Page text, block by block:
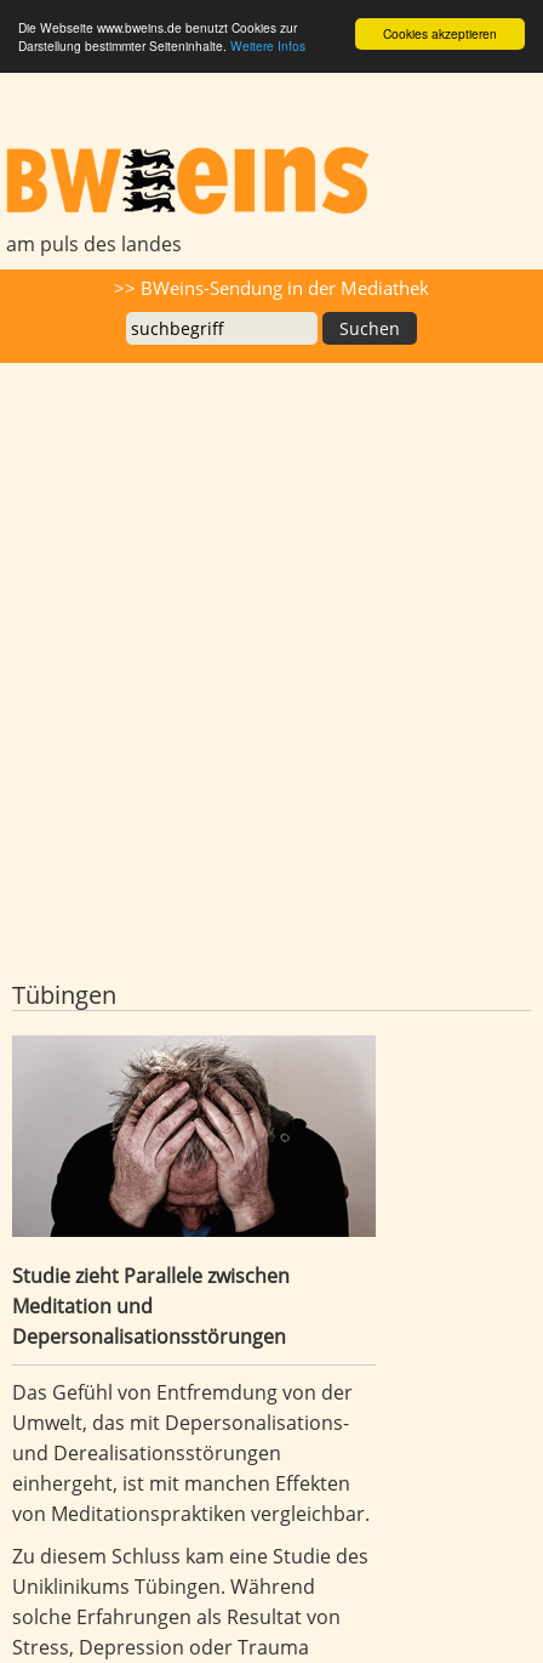
Cookies akzeptieren
Die Webseite www.bweins.de benutzt Cookies zur
Darstellung bestimmter Seiteninhalte. Weitere Infos
am puls des landes
>> BWeins-Sendung in der Mediathek
Tübingen
Studie zieht Parallele zwischen
Meditation und
Depersonalisationsstörungen
Studie zieht Parallele zwischen
Meditation und
Depersonalisationsstörungen
Das Gefühl von Entfremdung von der
Umwelt, das mit Depersonalisations-
und Derealisationsstörungen
einhergeht, ist mit manchen Effekten
von Meditationspraktiken vergleichbar.
Zu diesem Schluss kam eine Studie des
Uniklinikums Tübingen. Während
solche Erfahrungen als Resultat von
Stress, Depression oder Trauma